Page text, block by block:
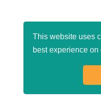
This website uses
best experience on